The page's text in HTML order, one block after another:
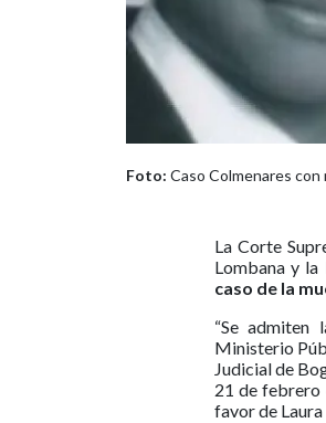
Foto: Caso Colmenares
La Corte
Lombana y la
caso de la
“Se admiten
Ministerio
Judicial de
21 de febrero
favor de